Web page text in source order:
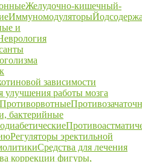
Желудочно-кишечный-
Иммуномодуляторы
и
зависимости
улучшения работы мозга
Противорвотные
бактерийные
Регуляторы эректильной
Средства для лечения
коррекции фигуры,